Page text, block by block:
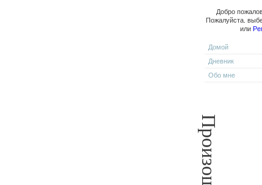
Добро
Пожалуйста,
или
Домой
Дневник
Обо мне